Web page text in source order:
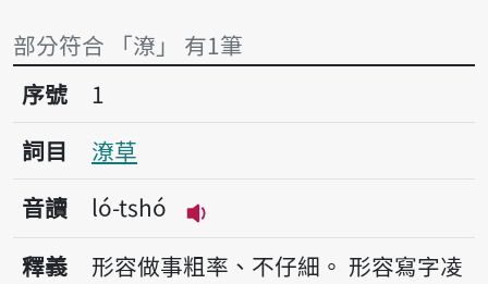
部分符合 「潦」 有1筆
序號1潦草
序號
1
詞目
潦草
音讀
ló-tshó
播放音讀ló-tshó
釋義 形容做事粗率、不仔細。 形容寫字凌